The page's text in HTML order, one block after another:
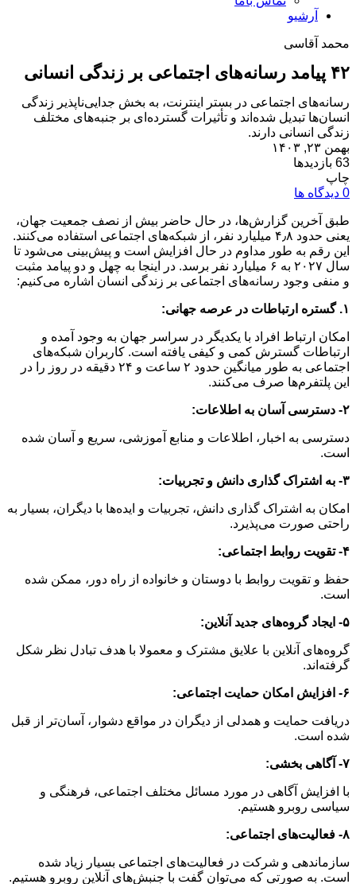
آرشیو
محمد آقاسی
۴۲ پیامد رسانه‌های اجتماعی بر زندگی انسانی
رسانه‌های اجتماعی در بستر اینترنت، به بخش جدایی‌ناپذیر زندگی
انسان‌ها تبدیل شده‌اند و تأثیرات گسترده‌ای بر جنبه‌های مختلف
زندگی انسانی دارند.
بهمن ۲۳, ۱۴۰۳
63 بازدیدها
چاپ
0 دیدگاه ها
طبق آخرین گزارش‌ها، در حال حاضر بیش از نصف جمعیت جهان،
یعنی حدود ۴٫۸ میلیارد نفر، از شبکه‌های اجتماعی استفاده می‌کنند.
این رقم به طور مداوم در حال افزایش است و پیش‌بینی می‌شود تا
سال ۲۰۲۷ به ۶ میلیارد نفر برسد. در اینجا به چهل و دو پیامد مثبت
و منفی وجود رسانه‌های اجتماعی بر زندگی انسان اشاره می‌کنیم:
۱. گستره ارتباطات در عرصه جهانی:
امکان ارتباط افراد با یکدیگر در سراسر جهان به وجود آمده و
ارتباطات گسترش کمی و کیفی یافته است. کاربران شبکه‌های
اجتماعی به طور میانگین حدود ۲ ساعت و ۲۴ دقیقه در روز را در
این پلتفرم‌ها صرف می‌کنند.
۲- دسترسی آسان به اطلاعات:
دسترسی به اخبار، اطلاعات و منابع آموزشی، سریع و آسان شده
است.
۳- به اشتراک گذاری دانش و تجربیات:
امکان به اشتراک گذاری دانش، تجربیات و ایده‌ها با دیگران، بسیار به
راحتی صورت می‌پذیرد.
۴- تقویت روابط اجتماعی:
حفظ و تقویت روابط با دوستان و خانواده از راه دور، ممکن شده
است.
۵- ایجاد گروه‌های جدید آنلاین:
گروه‌های آنلاین با علایق مشترک و معمولا با هدف تبادل نظر شکل‌
گرفته‌اند.
۶- افزایش امکان حمایت اجتماعی:
دریافت حمایت و همدلی از دیگران در مواقع دشوار، آسان‌تر از قبل
شده است.
۷- آگاهی بخشی:
با افزایش آگاهی در مورد مسائل مختلف اجتماعی، فرهنگی و
سیاسی روبرو هستیم.
۸- فعالیت‌های اجتماعی:
سازماندهی و شرکت در فعالیت‌های اجتماعی بسیار زیاد شده
است. به صورتی که می‌توان گفت با جنبش‌های آنلاین روبرو هستیم.